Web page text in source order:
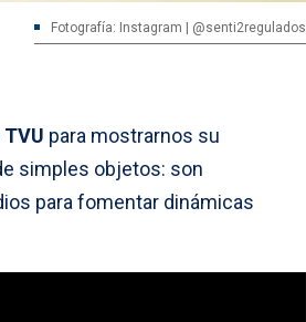
Fotografía: Instagram | @senti2regulados
para mostrarnos su
simples objetos: son
para fomentar dinámicas